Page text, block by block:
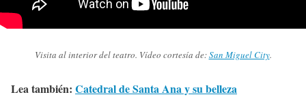
Visita al interior del teatro. Vídeo cortesía de:San Miguel City.
Lea también: Catedral de Santa Ana y su belleza